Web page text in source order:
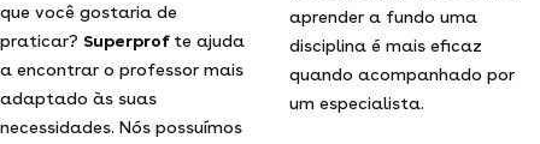
que você gostaria de
praticar? Superprof te ajuda
a encontrar o professor mais
adaptado às suas
necessidades. Nós possuímos
aprender a fundo uma
disciplina é mais eficaz
quando acompanhado por
um especialista.